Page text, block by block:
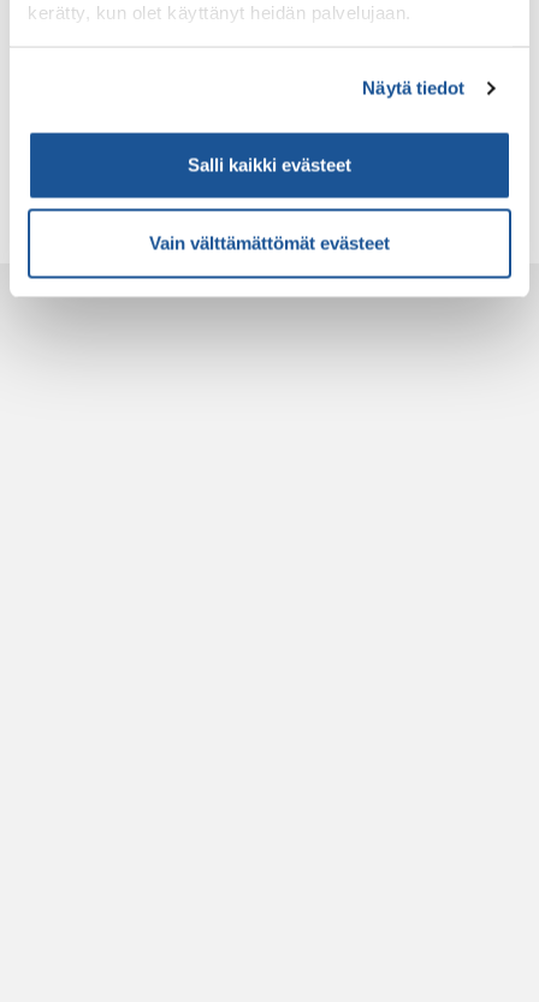
kerätty, kun olet käyttänyt heidän palvelujaan.
Näytä tiedot
Salli kaikki evästeet
Vain välttämättömät evästeet
Lakisääteisten pätevyystodistusten lisäksi SETI Oy
myöntää tele-, turva- ja kuntotutkijapätevyyksiä sekä
vaaditut ehdot täyttäville yrityksille tele- ja
ja TT-sertifiointeja.